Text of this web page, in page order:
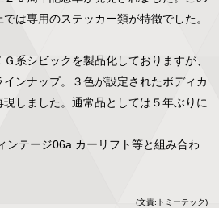
は専用のステッカー類が特徴でした。
系シビックを製品化しておりますが、
ンナップ。３色が設定されたボディカ
しました。通常品としては５年ぶりに
ンテージ06a カーリフト等と組み合わ
(文責:トミーテック)